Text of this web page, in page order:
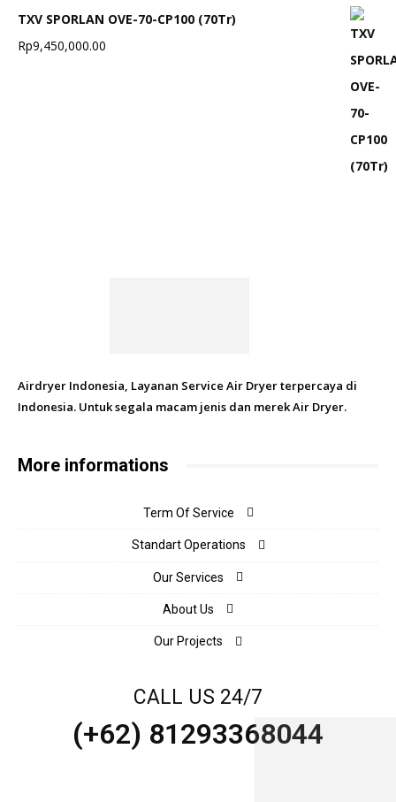
TXV SPORLAN OVE-70-CP100 (70Tr)
Rp9,450,000.00
Airdryer Indonesia, Layanan Service Air Dryer terpercaya di
Indonesia. Untuk segala macam jenis dan merek Air Dryer.
More informations
Term Of Service
Standart Operations
Our Services
About Us
Our Projects
CALL US 24/7
(+62) 81293368044